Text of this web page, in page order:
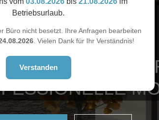
Betriebsurlaub.
Büro nicht besetzt. Ihre Anfragen bearbeiten
. Vielen Dank für Ihr Verständnis!
Verstanden
& TÜREN IN TÜBINGEN
FACHBETRIEB